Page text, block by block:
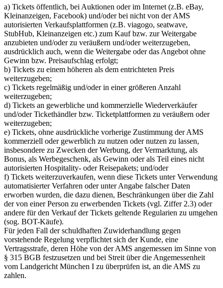
a) Tickets öffentlich, bei Auktionen oder im Internet (z.B. eBay,
Kleinanzeigen, Facebook) und/oder bei nicht von der AMS
autorisierten Verkaufsplattformen (z.B. viagogo, seatwave,
StubHub, Kleinanzeigen etc.) zum Kauf bzw. zur Weitergabe
anzubieten und/oder zu veräußern und/oder weiterzugeben,
ausdrücklich auch, wenn die Weitergabe oder das Angebot ohne
Gewinn bzw. Preisaufschlag erfolgt;
b) Tickets zu einem höheren als dem entrichteten Preis
weiterzugeben;
c) Tickets regelmäßig und/oder in einer größeren Anzahl
weiterzugeben;
d) Tickets an gewerbliche und kommerzielle Wiederverkäufer
und/oder Tickethändler bzw. Ticketplattformen zu veräußern oder
weiterzugeben;
e) Tickets, ohne ausdrückliche vorherige Zustimmung der AMS
kommerziell oder gewerblich zu nutzen oder nutzen zu lassen,
insbesondere zu Zwecken der Werbung, der Vermarktung, als
Bonus, als Werbegeschenk, als Gewinn oder als Teil eines nicht
autorisierten Hospitality- oder Reisepakets; und/oder
f) Tickets weiterzuverkaufen, wenn diese Tickets unter Verwendung
automatisierter Verfahren oder unter Angabe falscher Daten
erworben wurden, die dazu dienen, Beschränkungen über die Zahl
der von einer Person zu erwerbenden Tickets (vgl. Ziffer 2.3) oder
andere für den Verkauf der Tickets geltende Regularien zu umgehen
(sog. BOT-Käufe).
Für jeden Fall der schuldhaften Zuwiderhandlung gegen
vorstehende Regelung verpflichtet sich der Kunde, eine
Vertragsstrafe, deren Höhe von der AMS angemessen im Sinne von
§ 315 BGB festzusetzen und bei Streit über die Angemessenheit
vom Landgericht München I zu überprüfen ist, an die AMS zu
zahlen.